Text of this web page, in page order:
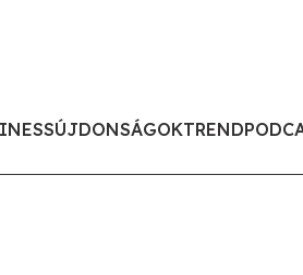
ÚJDONSÁGOKTREND